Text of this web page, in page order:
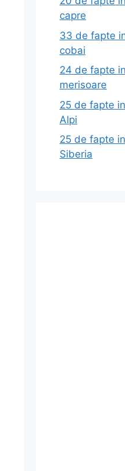
capre
33 de fapte
cobai
24 de fapte
merisoare
25 de fapte
Alpi
25 de fapte
Siberia